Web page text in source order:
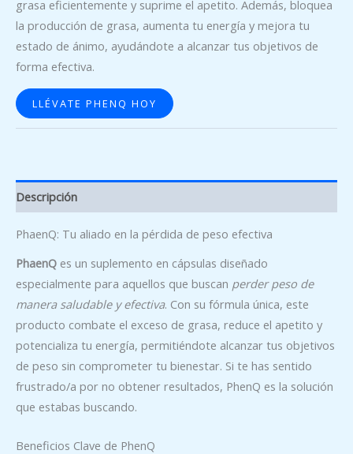
era:
€7,999.00.
es:
€6,999.00.
grasa eficientemente y suprime el apetito. Además, bloquea
la producción de grasa, aumenta tu energía y mejora tu
estado de ánimo, ayudándote a alcanzar tus objetivos de
forma efectiva.
LLÉVATE PHENQ HOY
Descripción
PhaenQ: Tu aliado en la pérdida de peso efectiva
PhaenQ es un suplemento en cápsulas diseñado
especialmente para aquellos que buscan perder peso de
manera saludable y efectiva. Con su fórmula única, este
producto combate el exceso de grasa, reduce el apetito y
potencializa tu energía, permitiéndote alcanzar tus objetivos
de peso sin comprometer tu bienestar. Si te has sentido
frustrado/a por no obtener resultados, PhenQ es la solución
que estabas buscando.
Beneficios Clave de PhenQ